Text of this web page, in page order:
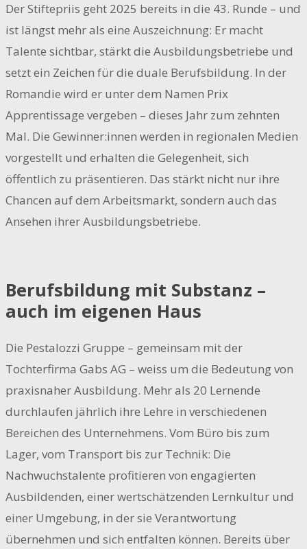
Der Stiftepriis geht 2025 bereits in die 43. Runde – und
ist längst mehr als eine Auszeichnung: Er macht
Talente sichtbar, stärkt die Ausbildungsbetriebe und
setzt ein Zeichen für die duale Berufsbildung. In der
Romandie wird er unter dem Namen Prix
Apprentissage vergeben – dieses Jahr zum zehnten
Mal. Die Gewinner:innen werden in regionalen Medien
vorgestellt und erhalten die Gelegenheit, sich
öffentlich zu präsentieren. Das stärkt nicht nur ihre
Chancen auf dem Arbeitsmarkt, sondern auch das
Ansehen ihrer Ausbildungsbetriebe.
Berufsbildung mit Substanz –
auch im eigenen Haus
Die Pestalozzi Gruppe – gemeinsam mit der
Tochterfirma Gabs AG – weiss um die Bedeutung von
praxisnaher Ausbildung. Mehr als 20 Lernende
durchlaufen jährlich ihre Lehre in verschiedenen
Bereichen des Unternehmens. Vom Büro bis zum
Lager, vom Transport bis zur Technik: Die
Nachwuchstalente profitieren von engagierten
Ausbildenden, einer wertschätzenden Lernkultur und
einer Umgebung, in der sie Verantwortung
übernehmen und sich entfalten können. Bereits über